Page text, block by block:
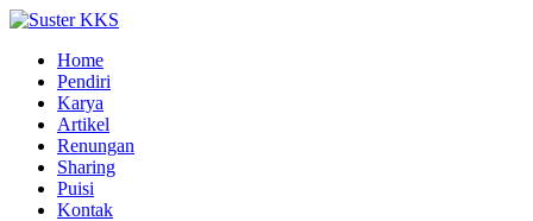
Home
Pendiri
Karya
Artikel
Renungan
Sharing
Puisi
Kontak